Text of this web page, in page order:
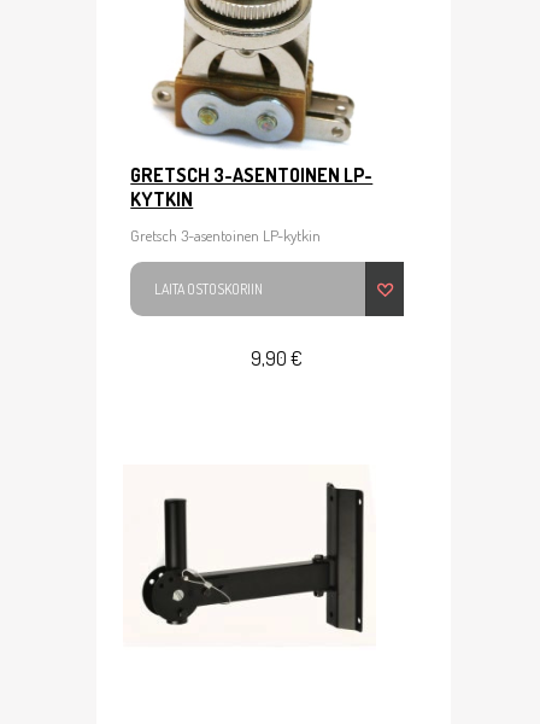
GRETSCH 3-ASENTOINEN LP-
KYTKIN
Gretsch 3-asentoinen LP-kytkin
LAITA OSTOSKORIIN
9,90 €